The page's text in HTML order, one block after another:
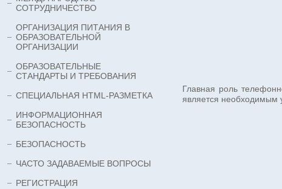
Главная роль
является необходимым
СОТРУДНИЧЕСТВО
ОРГАНИЗАЦИЯ ПИТАНИЯ В
ОБРАЗОВАТЕЛЬНОЙ
ОРГАНИЗАЦИИ
ОБРАЗОВАТЕЛЬНЫЕ
СТАНДАРТЫ И ТРЕБОВАНИЯ
СПЕЦИАЛЬНАЯ HTML-РАЗМЕТКА
ИНФОРМАЦИОННАЯ
БЕЗОПАСНОСТЬ
БЕЗОПАСНОСТЬ
ЧАСТО ЗАДАВАЕМЫЕ ВОПРОСЫ
РЕГИСТРАЦИЯ